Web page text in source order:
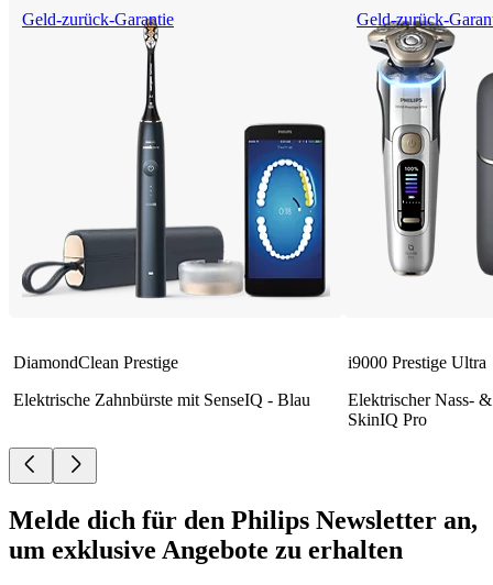
Geld-zurück-Garantie
DiamondClean Prestige
Elektrische Zahnbürste mit SenseIQ - Blau
Geld-zurück-
i9000 Prestige Ultra
Elektrischer Nass-
SkinIQ Pro
Melde dich für den Philips Newsletter an,
um exklusive Angebote zu erhalten